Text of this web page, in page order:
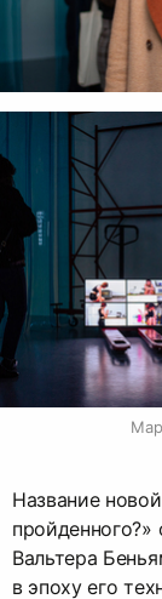
Название
Вальтера
в эпоху его